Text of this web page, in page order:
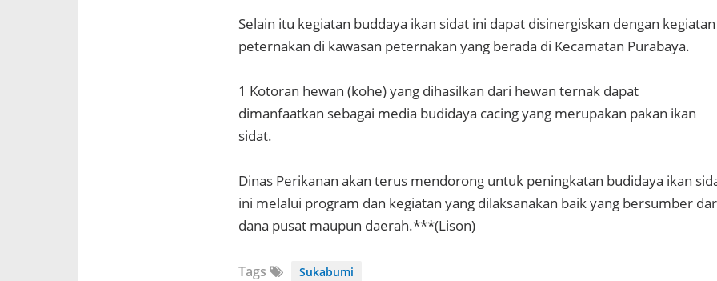
Selain itu kegiatan buddaya ikan sidat ini dapat disinergiskan dengan kegiatan
peternakan di kawasan peternakan yang berada di Kecamatan Purabaya.
1 Kotoran hewan (kohe) yang dihasilkan dari hewan ternak dapat
dimanfaatkan sebagai media budidaya cacing yang merupakan pakan ikan
sidat.
Dinas Perikanan akan terus mendorong untuk peningkatan budidaya ikan
ini melalui program dan kegiatan yang dilaksanakan baik yang bersumber
dana pusat maupun daerah.***(Lison)
Tags Sukabumi